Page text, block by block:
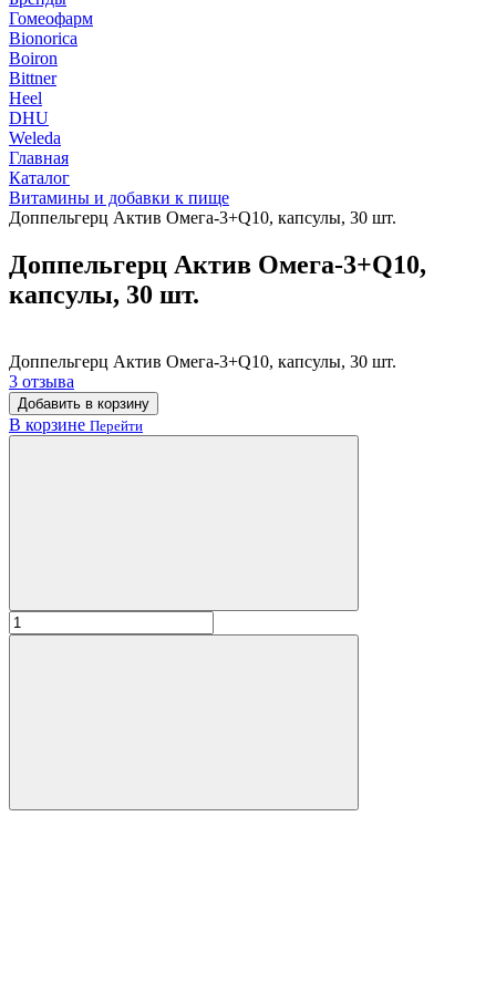
Гомеофарм
Bionorica
Boiron
Bittner
Heel
DHU
Weleda
Главная
Каталог
Витамины и добавки к пище
Доппельгерц Актив Омега-3+Q10, капсулы, 30 шт.
Доппельгерц Актив Омега-3+Q10,
капсулы, 30 шт.
Доппельгерц Актив Омега-3+Q10, капсулы, 30 шт.
3 отзыва
Добавить в корзину
В корзине Перейти